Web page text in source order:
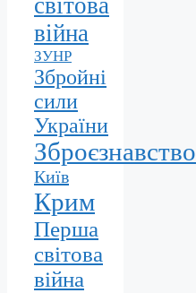
світова
війна
ЗУНР
Збройні
сили
України
Зброєзнавство
Київ
Крим
Перша
світова
війна